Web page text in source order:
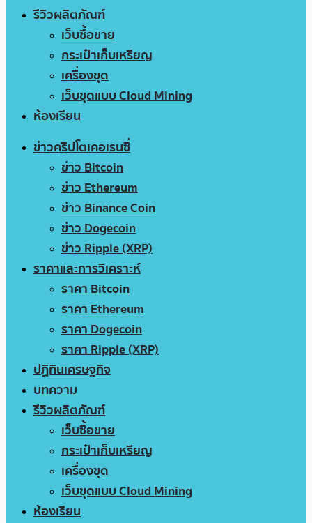
รีวิวผลิตภัณฑ์
เว็บซื้อขาย
กระเป๋าเก็บเหรียญ
เครื่องขุด
เว็บขุดแบบ Cloud Mining
ห้องเรียน
ข่าวคริปโตเคอเรนซี่
ข่าว Bitcoin
ข่าว Ethereum
ข่าว Binance Coin
ข่าว Dogecoin
ข่าว Ripple (XRP)
ราคาและการวิเคราะห์
ราคา Bitcoin
ราคา Ethereum
ราคา Dogecoin
ราคา Ripple (XRP)
ปฏิทินเศรษฐกิจ
บทความ
รีวิวผลิตภัณฑ์
เว็บซื้อขาย
กระเป๋าเก็บเหรียญ
เครื่องขุด
เว็บขุดแบบ Cloud Mining
ห้องเรียน